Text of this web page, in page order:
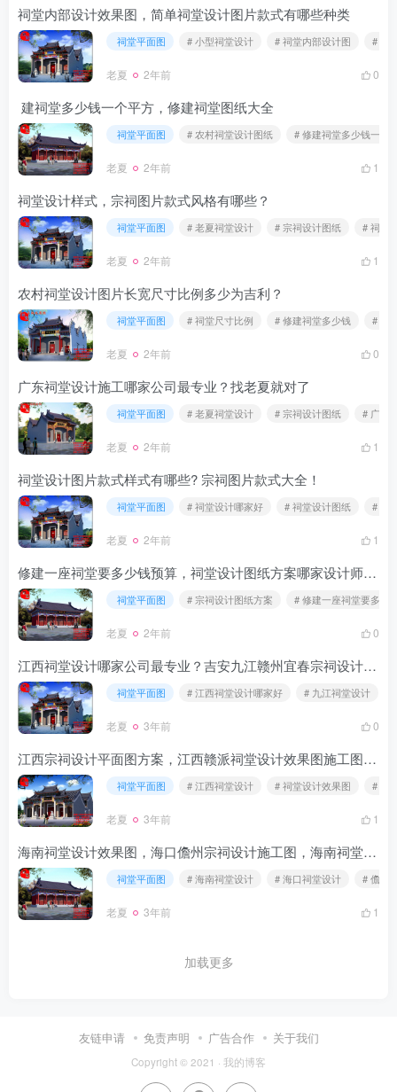
祠堂内部设计效果图，简单祠堂设计图片款式有哪些种类
祠堂平面图 # 小型祠堂设计 # 祠堂内部设计图 # 宗
老夏 2年前 0
建祠堂多少钱一个平方，修建祠堂图纸大全
祠堂平面图 # 农村祠堂设计图纸 # 修建祠堂多少钱一平
老夏 2年前 1
祠堂设计样式，宗祠图片款式风格有哪些？
祠堂平面图 # 老夏祠堂设计 # 宗祠设计图纸 # 祠堂
老夏 2年前 1
农村祠堂设计图片长宽尺寸比例多少为吉利？
祠堂平面图 # 祠堂尺寸比例 # 修建祠堂多少钱 # 造
老夏 2年前 0
广东祠堂设计施工哪家公司最专业？找老夏就对了
祠堂平面图 # 老夏祠堂设计 # 宗祠设计图纸 # 广东
老夏 2年前 1
祠堂设计图片款式样式有哪些? 宗祠图片款式大全！
祠堂平面图 # 祠堂设计哪家好 # 祠堂设计图纸 # 宗
老夏 2年前 1
修建一座祠堂要多少钱预算，祠堂设计图纸方案哪家设计师专业好？
祠堂平面图 # 宗祠设计图纸方案 # 修建一座祠堂要多少
老夏 2年前 0
江西祠堂设计哪家公司最专业？吉安九江赣州宜春宗祠设计效果图施工图
祠堂平面图 # 江西祠堂设计哪家好 # 九江祠堂设计
老夏 3年前 0
江西宗祠设计平面图方案，江西赣派祠堂设计效果图施工图结构图
祠堂平面图 # 江西祠堂设计 # 祠堂设计效果图 # 徽
老夏 3年前 1
海南祠堂设计效果图，海口儋州宗祠设计施工图，海南祠堂改造翻新设计
祠堂平面图 # 海南祠堂设计 # 海口祠堂设计 # 儋州
老夏 3年前 1
加载更多
友链申请 免责声明 广告合作 关于我们
Copyright © 2021 · 我的博客